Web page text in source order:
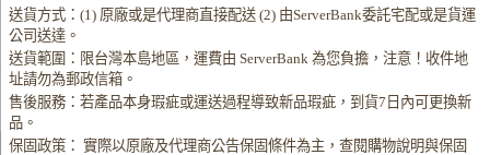
送貨方式：(1) 原廠或是代理商直接配送 (2) 由ServerBank委託宅配或是貨運
公司送達。
送貨範圍：限台灣本島地區，運費由 ServerBank 為您負擔，注意！收件地
址請勿為郵政信箱。
售後服務：若產品本身瑕疵或運送過程導致新品瑕疵，到貨7日內可更換新
品。
保固政策： 實際以原廠及代理商公告保固條件為主，查閱購物說明與保固